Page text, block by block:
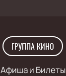
ГРУППА КИНО
Афиша и Билеты